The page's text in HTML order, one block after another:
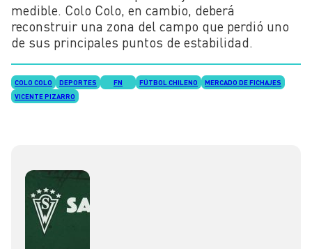
medible. Colo Colo, en cambio, deberá
reconstruir una zona del campo que perdió uno
de sus principales puntos de estabilidad.
COLO COLO DEPORTES FN FÚTBOL CHILENO
MERCADO DE FICHAJES
VICENTE PIZARRO